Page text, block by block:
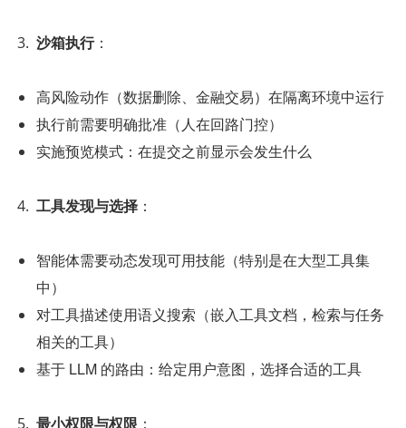
沙箱执行：
高风险动作（数据删除、金融交易）在隔离环境中运行
执行前需要明确批准（人在回路门控）
实施预览模式：在提交之前显示会发生什么
工具发现与选择 ：
智能体需要动态发现可用技能（特别是在大型工具集
中）
对工具描述使用语义搜索（嵌入工具文档，检索与任务
相关的工具）
基于 LLM 的路由：给定用户意图，选择合适的工具
最小权限与权限 ：